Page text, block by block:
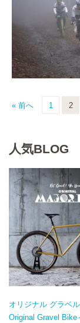
« 前へ 1 2
人気BLOG
オリジナル グラベ
Original Gravel Bike